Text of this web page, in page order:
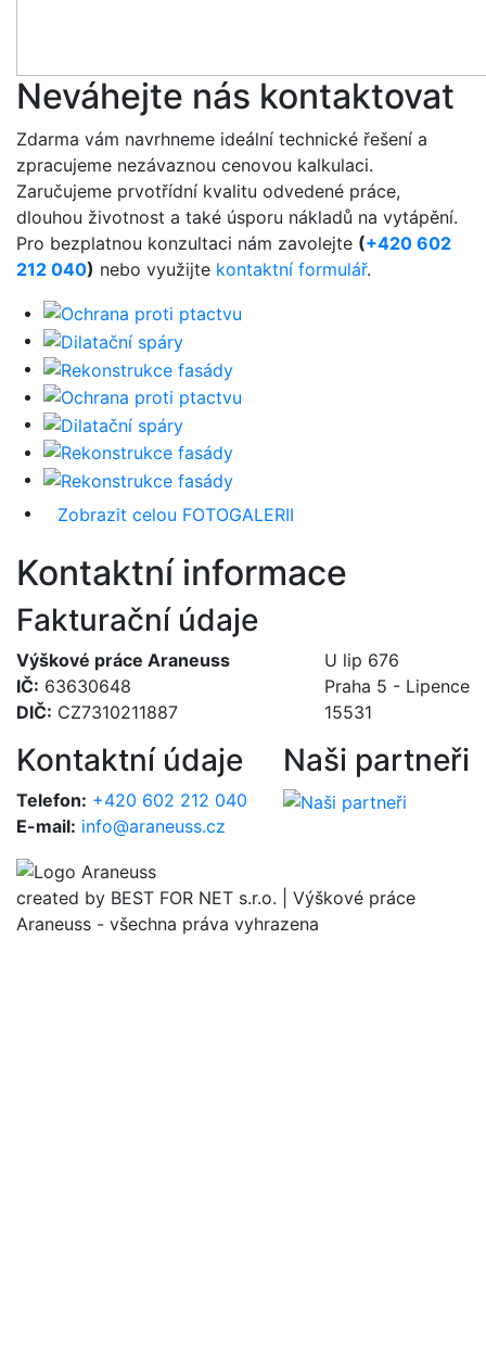
Neváhejte nás kontaktovat
Zdarma vám navrhneme ideální technické řešení a
zpracujeme nezávaznou cenovou kalkulaci.
Zaručujeme prvotřídní kvalitu odvedené práce,
dlouhou životnost a také úsporu nákladů na vytápění.
Pro bezplatnou konzultaci nám zavolejte (+420 602
212 040) nebo využijte kontaktní formulář.
Zobrazit celou FOTOGALERII
Kontaktní informace
Fakturační údaje
Výškové práce Araneuss
IČ: 63630648
DIČ: CZ7310211887
U lip 676
Praha 5 - Lipence
15531
Kontaktní údaje
Telefon: +420 602 212 040
E-mail: info@araneuss.cz
Naši partneři
created by BEST FOR NET s.r.o. | Výškové práce
Araneuss - všechna práva vyhrazena